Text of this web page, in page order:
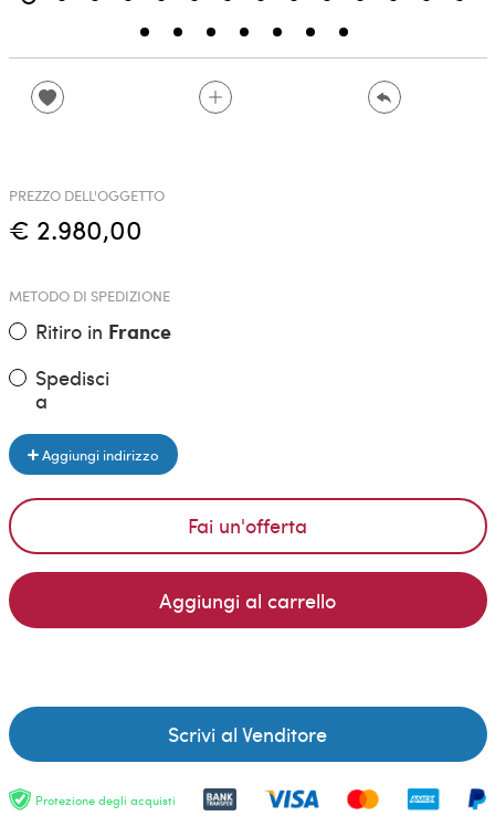
PREZZO DELL'OGGETTO
€ 2.980,00
METODO DI SPEDIZIONE
Ritiro in France
Spedisci
a
Aggiungi indirizzo
Fai un'offerta
Aggiungi al carrello
Scrivi al Venditore
Protezione degli acquisti